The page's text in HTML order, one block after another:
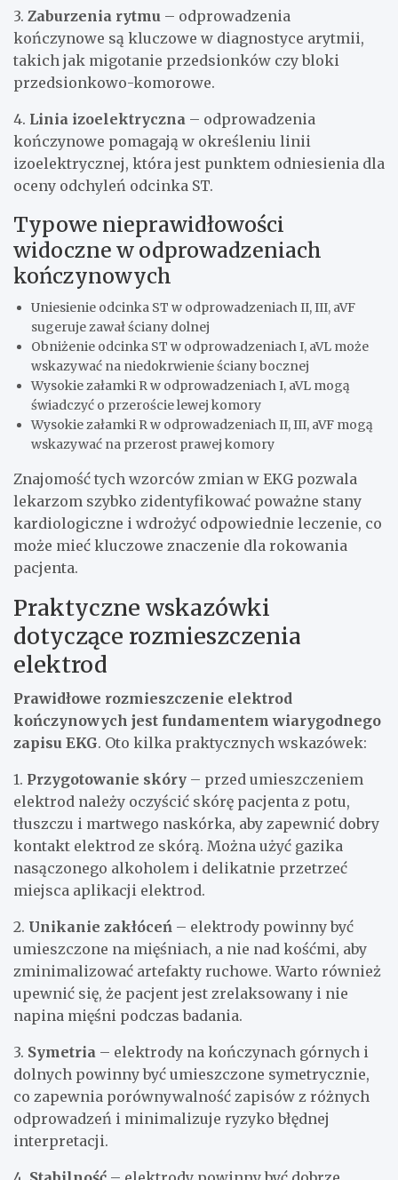
3. Zaburzenia rytmu – odprowadzenia
kończynowe są kluczowe w diagnostyce arytmii,
takich jak migotanie przedsionków czy bloki
przedsionkowo-komorowe.
4. Linia izoelektryczna – odprowadzenia
kończynowe pomagają w określeniu linii
izoelektrycznej, która jest punktem odniesienia dla
oceny odchyleń odcinka ST.
Typowe nieprawidłowości
widoczne w odprowadzeniach
kończynowych
Uniesienie odcinka ST w odprowadzeniach II, III, aVF
sugeruje zawał ściany dolnej
Obniżenie odcinka ST w odprowadzeniach I, aVL może
wskazywać na niedokrwienie ściany bocznej
Wysokie załamki R w odprowadzeniach I, aVL mogą
świadczyć o przeroście lewej komory
Wysokie załamki R w odprowadzeniach II, III, aVF mogą
wskazywać na przerost prawej komory
Znajomość tych wzorców zmian w EKG pozwala
lekarzom szybko zidentyfikować poważne stany
kardiologiczne i wdrożyć odpowiednie leczenie, co
może mieć kluczowe znaczenie dla rokowania
pacjenta.
Praktyczne wskazówki
dotyczące rozmieszczenia
elektrod
Prawidłowe rozmieszczenie elektrod
kończynowych jest fundamentem wiarygodnego
zapisu EKG. Oto kilka praktycznych wskazówek:
1. Przygotowanie skóry – przed umieszczeniem
elektrod należy oczyścić skórę pacjenta z potu,
tłuszczu i martwego naskórka, aby zapewnić dobry
kontakt elektrod ze skórą. Można użyć gazika
nasączonego alkoholem i delikatnie przetrzeć
miejsca aplikacji elektrod.
2. Unikanie zakłóceń – elektrody powinny być
umieszczone na mięśniach, a nie nad kośćmi, aby
zminimalizować artefakty ruchowe. Warto również
upewnić się, że pacjent jest zrelaksowany i nie
napina mięśni podczas badania.
3. Symetria – elektrody na kończynach górnych i
dolnych powinny być umieszczone symetrycznie,
co zapewnia porównywalność zapisów z różnych
odprowadzeń i minimalizuje ryzyko błędnej
interpretacji.